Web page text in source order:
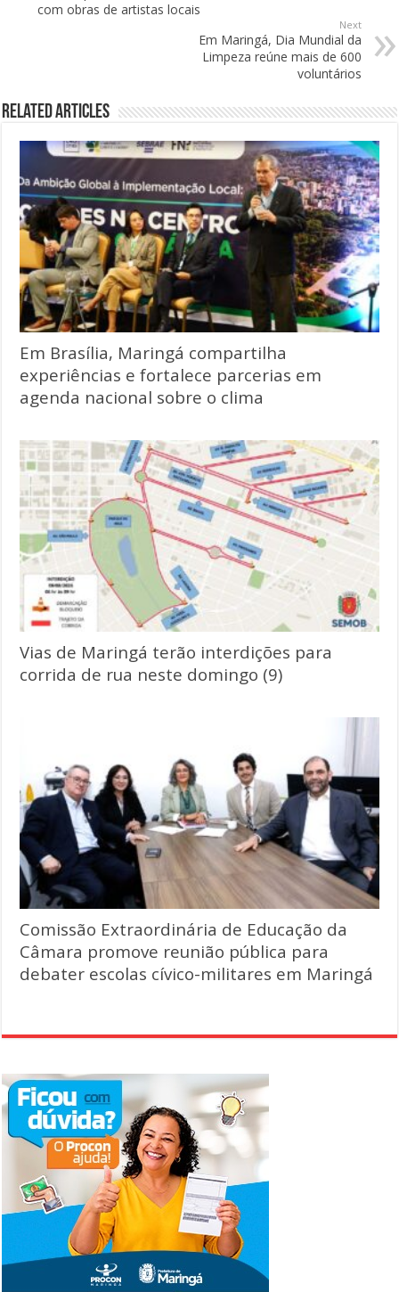
com obras de artistas locais
Next
Em Maringá, Dia Mundial da
Limpeza reúne mais de 600
voluntários
Related Articles
Em Brasília, Maringá compartilha
experiências e fortalece parcerias em
agenda nacional sobre o clima
Vias de Maringá terão interdições para
corrida de rua neste domingo (9)
Comissão Extraordinária de Educação da
Câmara promove reunião pública para
debater escolas cívico-militares em Maringá